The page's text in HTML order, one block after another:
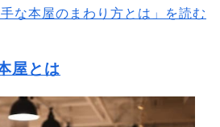
手な本屋のまわり方とは」を読む
屋とは